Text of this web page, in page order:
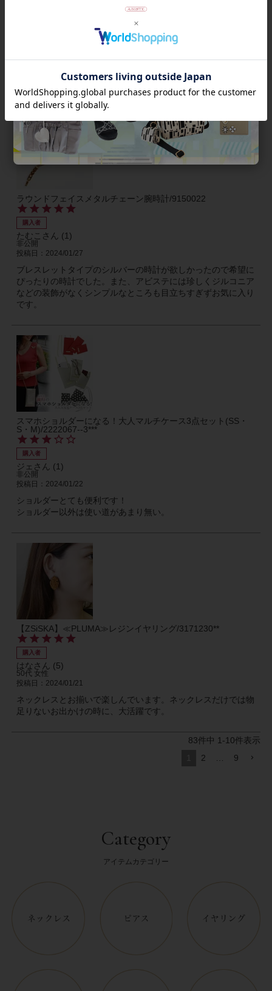
ネックレスとお揃いで以前購入したのですがイヤリングを片方
ラウンドフェイスメタルチェーン腕時計/9150022
購入者
たむこ 1
非公開
投稿日
2024/01/27
ブレスレットタイプのシルバーの時計が欲しかったので希望に
ぴったりの時計でした。また、アビステには珍しくジルコニア
などの装飾がなくシンプルなところも目立ちすぎずお気に入り
です。
スマホショルダーになる！大人マルチケース3点セット(SS・
S・M)/2222067--3***
購入者
ジェ 1
非公開
投稿日
2024/01/22
ショルダーとても便利です！
ショルダー以外は使い道があまり無い。
【ZSiSKA】≪PLUMA≫レジンイヤリング/3171230**
購入者
はな 5
50代 女性
投稿日
2024/01/21
ネックレスとお揃いで楽しんでいます。ネックレスだけでは物
足りないお出かけの時に、大活躍です。
83件中 1 -10件表示
2 9
Category
アイテムカテゴリー